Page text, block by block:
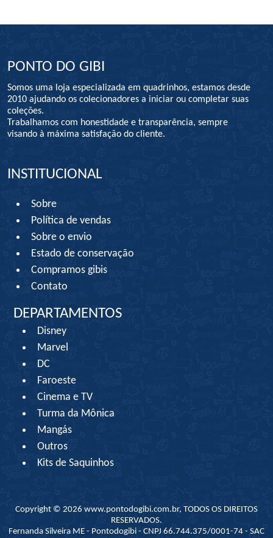
PONTO DO GIBI
Somos uma loja especializada em quadrinhos, estamos desde
2010 ajudando os colecionadores a iniciar ou completar suas
coleções.
Trabalhamos com honestidade e transparência, sempre
visando à máxima satisfação do cliente.
INSTITUCIONAL
Sobre
Política de vendas
Sobre o envio
Estado de conservação
Compramos gibis
Contato
DEPARTAMENTOS
Disney
Marvel
DC
Faroeste
Cinema e TV
Turma da Mônica
Mangás
Outros
Kits de Saquinhos
Copyright © 2026 www.pontodogibi.com.br, TODOS OS DIREITOS
RESERVADOS.
Fernanda Silveira ME - Pontodogibi - CNPJ 66.744.375/0001-74 - SAC